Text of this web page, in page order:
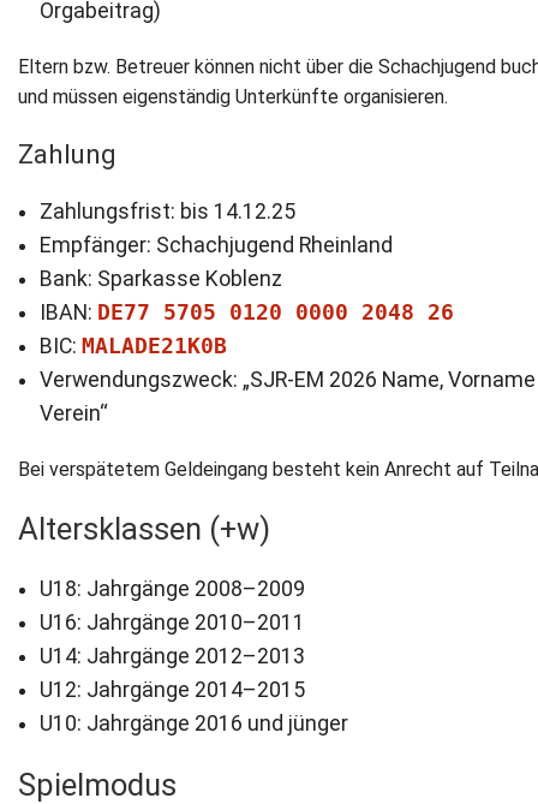
Orgabeitrag)
Eltern bzw. Betreuer können nicht über die Schachjugend
und müssen eigenständig Unterkünfte organisieren.
Zahlung
Zahlungsfrist: bis 14.12.25
Empfänger: Schachjugend Rheinland
Bank: Sparkasse Koblenz
IBAN: DE77 5705 0120 0000 2048 26
BIC: MALADE21K0B
Verwendungszweck: „SJR-EM 2026 Name,
Verein“
Bei verspätetem Geldeingang besteht kein Anrecht auf
Altersklassen (+w)
U18: Jahrgänge 2008–2009
U16: Jahrgänge 2010–2011
U14: Jahrgänge 2012–2013
U12: Jahrgänge 2014–2015
U10: Jahrgänge 2016 und jünger
Spielmodus